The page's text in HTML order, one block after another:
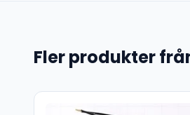
Fler produkter